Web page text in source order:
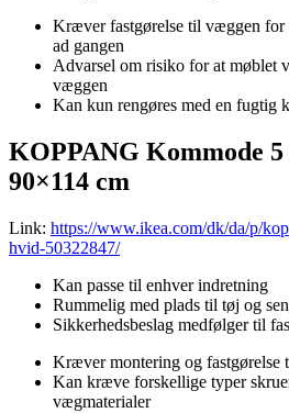
Kræver fastgørelse til væggen for
ad gangen
Advarsel om risiko for at møblet
væggen
Kan kun rengøres med en fugtig
KOPPANG Kommode
90×114 cm
Link: https://www.ikea.com/dk/da/p/
hvid-50322847/
Kan passe til enhver indretning
Rummelig med plads til tøj og
Sikkerhedsbeslag medfølger til
Kræver montering og fastgørelse
Kan kræve forskellige typer
vægmaterialer